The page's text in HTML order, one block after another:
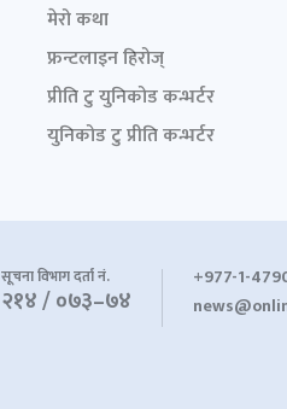
मेरो कथा
फ्रन्टलाइन हिरोज्
प्रीति टु युनिकोड कन्भर्टर
युनिकोड टु प्रीति कन्भर्टर
सूचना विभाग दर्ता नं.
२१४ / ०७३–७४
+977-1-